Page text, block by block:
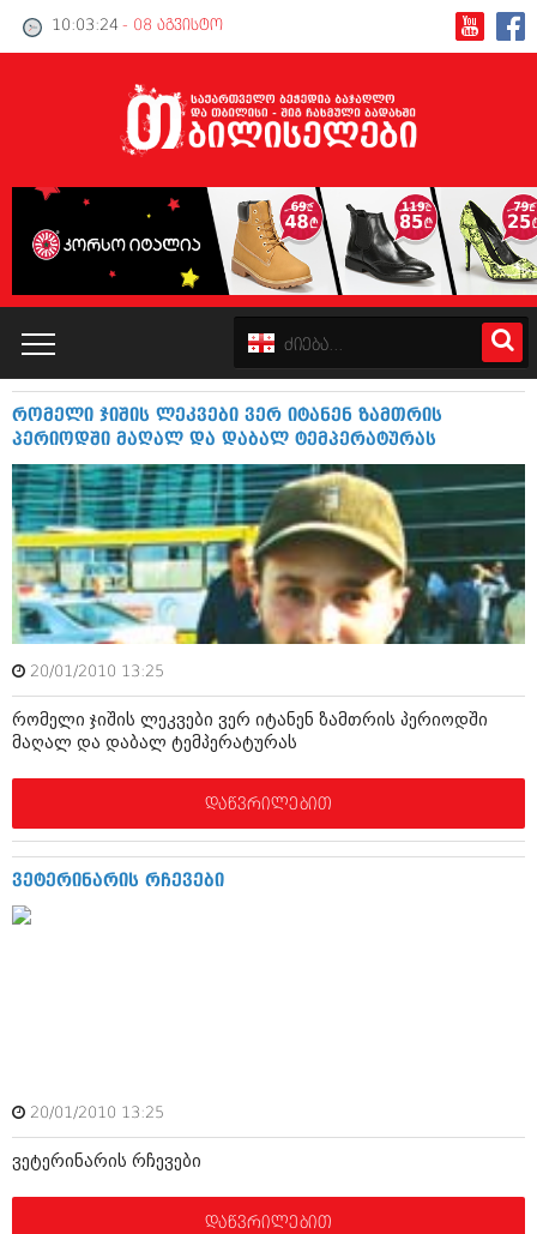
10:03:24 - 08 აგვისტო
ინტერვიუები
ამბები
საზოგადოება
მოდი, ვილაპარაკოთ
მოდა + დიზაინი
ავტორჩევები
კატალოგი
პოლიტიკა
ინტერვიუები
ამბები
საზოგადოება
მოდი, ვილაპარაკოთ
მოდა + დიზაინი
სპორტი
გვარები
რომელი ჯიშის ლეკვები ვერ იტანენ ზამთრის
პერიოდში მაღალ და დაბალ ტემპერატურას
20/01/2010 13:25
რომელი ჯიშის ლეკვები ვერ იტანენ ზამთრის პერიოდში
მაღალ და დაბალ ტემპერატურას
დაწვრილებით
ვეტერინარის რჩევები
20/01/2010 13:25
ვეტერინარის რჩევები
დაწვრილებით